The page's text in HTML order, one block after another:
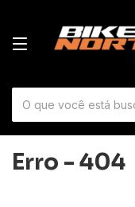
Erro - 404